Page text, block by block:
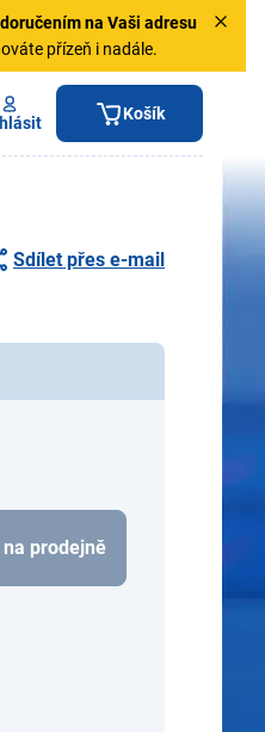
na Vaši adresu
přízeň i nadále.
Košík
Sdílet přes e-mail
na prodejně